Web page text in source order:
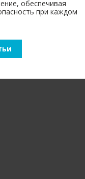
обеспечивая
при каждом